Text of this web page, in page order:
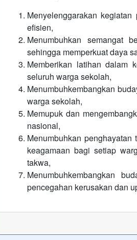
Menyelenggarakan
efisien,
Menumbuhkan semangat
sehingga memperkuat daya
Memberikan latihan dalam
seluruh warga sekolah,
Menumbuhkembangkan
warga sekolah,
Memupuk dan
nasional,
Menumbuhkan
keagamaan bagi setiap
takwa,
Menumbuhkembangkan
pencegahan kerusakan dan